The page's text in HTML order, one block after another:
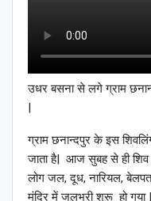
उधर बसना से लगे ग्राम
|
ग्राम छनान्दपुर के इस
जाता है| आज सुबह से ही
लोग जल, दूध, नारियल,
मंदिर में जलभरी शुरू हो गया